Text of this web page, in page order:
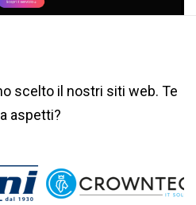
scelto il nostri siti web. Te
aspetti?